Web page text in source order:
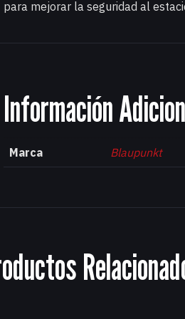
para mejorar la seguridad al
Información
Marca Blaupunkt